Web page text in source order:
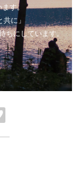
す。
に」
ちにしています。